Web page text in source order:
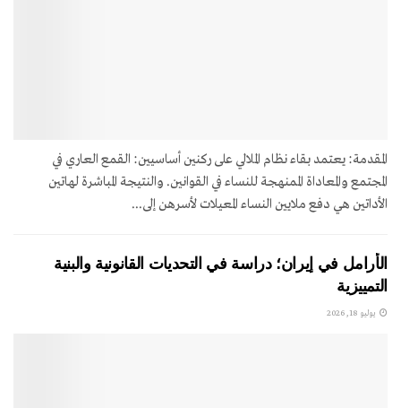
المقدمة: يعتمد بقاء نظام الملالي على ركنين أساسيين: القمع العاري في
المجتمع والمعاداة الممنهجة للنساء في القوانين. والنتيجة المباشرة لهاتين
الأداتين هي دفع ملايين النساء المعيلات لأسرهن إلى...
الأرامل في إيران؛ دراسة في التحديات القانونية والبنية
التمييزية
يوليو 18, 2026